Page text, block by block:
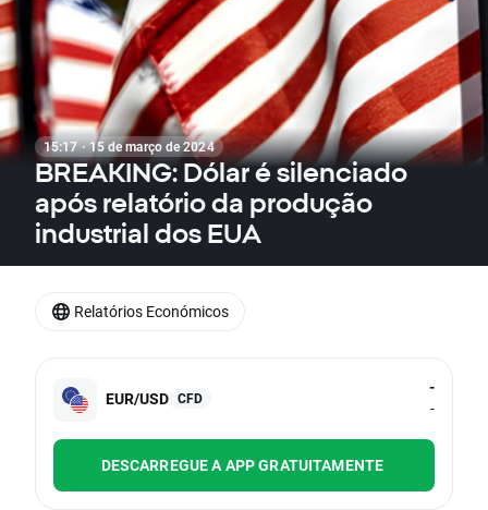
15:17 · 15 de março de 2024
BREAKING: Dólar é silenciado
após relatório da produção
industrial dos EUA
EUR/USD CFD
-
-
DESCARREGUE A APP GRATUITAMENTE
Relatórios Económicos